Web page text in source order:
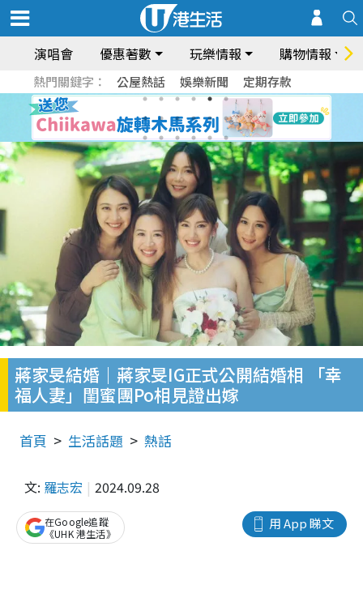
演唱會 優惠著數 玩樂情報 購物情報
熱門關鍵字： 公屋熱話 娛樂新聞 定期存款
蔣家旻結婚｜蔣家旻IG正式公開結婚相 「幸
福人妻」閨蜜團Po相見證出嫁
首頁 生活話題 熱話
文: 羅志宏 2024.09.28
用 App 睇文
在Google追蹤
《UHK 港生活》